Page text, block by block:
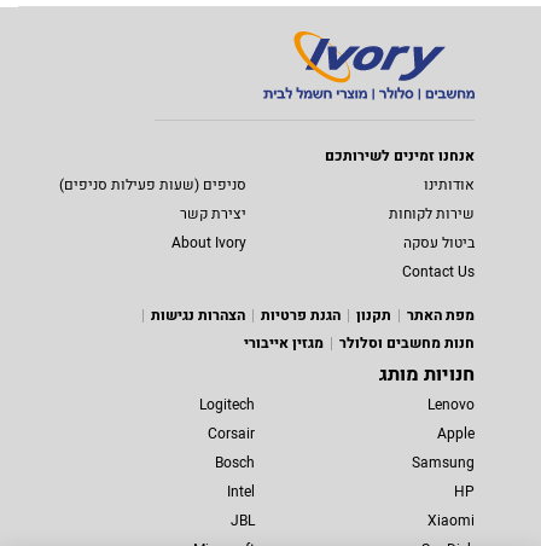
אנחנו זמינים לשירותכם
אודותינו
סניפים (שעות פעילות סניפים)
שירות לקוחות
יצירת קשר
ביטול עסקה
About Ivory
Contact Us
מפת האתר
תקנון הגנת פרטיות
הצהרות נגישות
חנות מחשבים וסלולר
מגזין אייבורי
חנויות מותג
Lenovo
Apple
Samsung
HP
Xiaomi
Logitech
Corsair
Bosch
Intel
JBL